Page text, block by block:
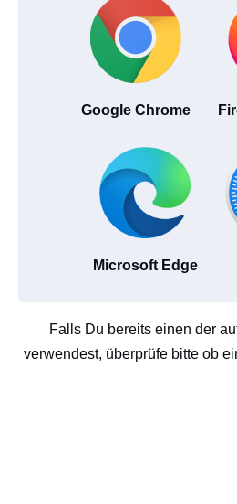
Google Chrome
Microsoft Edge
Falls Du bereits einen der
verwendest, überprüfe bitte ob